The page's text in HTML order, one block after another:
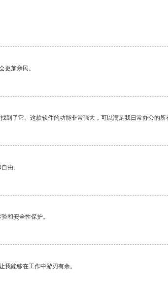
更加亲民。
到了它。这款软件的功能非常强大，可以满足我日常办公的所
由。
和安全性保护。
能够在工作中游刃有余。